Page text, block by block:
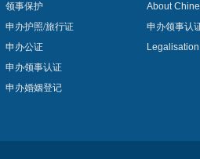
领事保护
申办护照/旅行证
申办公证
申办领事认证
申办婚姻登记
About
申办领事认